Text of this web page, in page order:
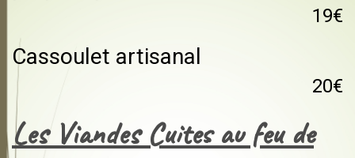
19€
Cassoulet artisanal
20€
Les Viandes Cuites au feu de